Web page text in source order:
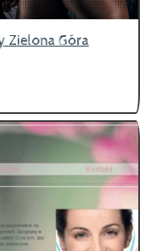
Zielona Góra